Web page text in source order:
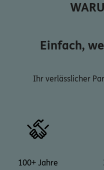
Einfach,
Ihr verlässlicher
100+ Jahre